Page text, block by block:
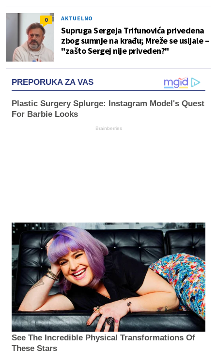
0 AKTUELNO
Supruga Sergeja Trifunovića privedena
zbog sumnje na krađu; Mreže se usijale –
"zašto Sergej nije priveden?"
PREPORUKA ZA VAS
Plastic Surgery Splurge: Instagram Model's Quest
For Barbie Looks
Brainberries
See The Incredible Physical Transformations Of
These Stars